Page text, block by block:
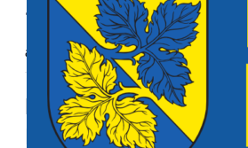
« Všechny Akce
akce již proběhla.
Peří (RKP+Říčany)
Babicích